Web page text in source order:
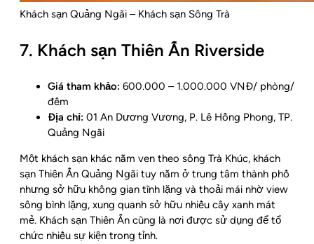
Khách sạn Quảng Ngãi – Khách sạn Sông Trà
7. Khách sạn Thiên Ấn Riverside
Giá tham khảo: 600.000 – 1.000.000 VNĐ/ phòng/
đêm
Địa chỉ: 01 An Dương Vương, P. Lê Hồng Phong, TP.
Quảng Ngãi
Một khách sạn khác nằm ven theo sông Trà Khúc, khách
sạn Thiên Ấn Quảng Ngãi tuy nằm ở trung tâm thành phố
nhưng sở hữu không gian tĩnh lặng và thoải mái nhờ view
sông bình lặng, xung quanh sở hữu nhiều cây xanh mát
mẻ. Khách sạn Thiên Ấn cũng là nơi được sử dụng để tổ
chức nhiều sự kiện trong tỉnh.